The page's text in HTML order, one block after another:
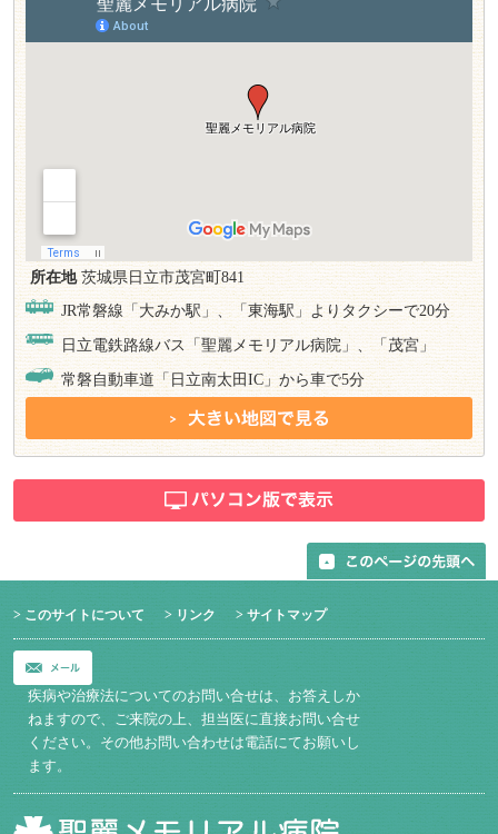
所在地 茨城県日立市茂宮町841
JR常磐線「大みか駅」、「東海駅」よりタクシーで20分
日立電鉄路線バス「聖麗メモリアル病院」、「茂宮」
常磐自動車道「日立南太田IC」から車で5分
> このサイトについて > リンク > サイトマップ
疾病や治療法についてのお問い合せは、お答えしか
ねますので、ご来院の上、 担当医に直接お問い合せ
ください。その他お問い合わせは電話にてお願いし
ます。